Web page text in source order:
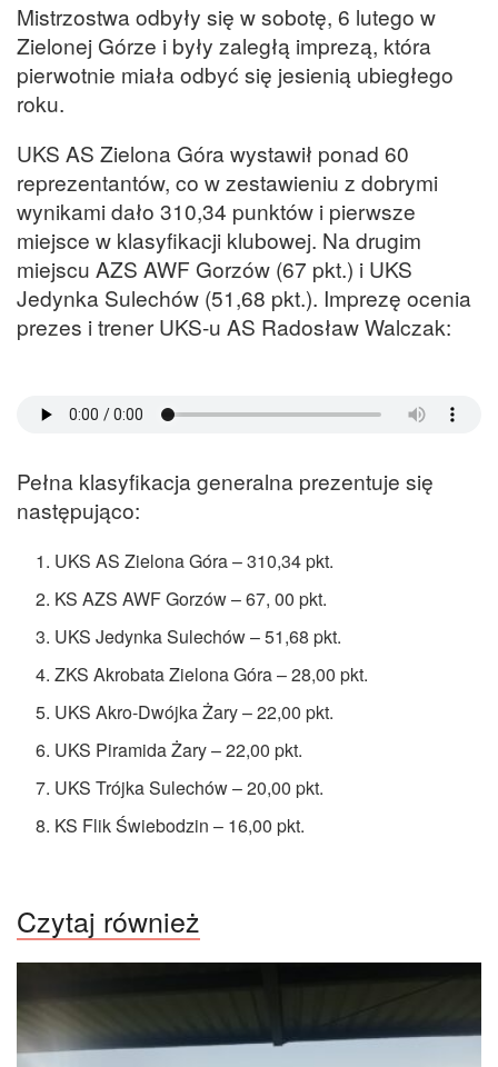
Mistrzostwa odbyły się w sobotę, 6 lutego w
Zielonej Górze i były zaległą imprezą, która
pierwotnie miała odbyć się jesienią ubiegłego
roku.
UKS AS Zielona Góra wystawił ponad 60
reprezentantów, co w zestawieniu z dobrymi
wynikami dało 310,34 punktów i pierwsze
miejsce w klasyfikacji klubowej. Na drugim
miejscu AZS AWF Gorzów (67 pkt.) i UKS
Jedynka Sulechów (51,68 pkt.). Imprezę ocenia
prezes i trener UKS-u AS Radosław Walczak:
Pełna klasyfikacja generalna prezentuje się
następująco:
UKS AS Zielona Góra – 310,34 pkt.
KS AZS AWF Gorzów – 67, 00 pkt.
UKS Jedynka Sulechów – 51,68 pkt.
ZKS Akrobata Zielona Góra – 28,00 pkt.
UKS Akro-Dwójka Żary – 22,00 pkt.
UKS Piramida Żary – 22,00 pkt.
UKS Trójka Sulechów – 20,00 pkt.
KS Flik Świebodzin – 16,00 pkt.
Czytaj również